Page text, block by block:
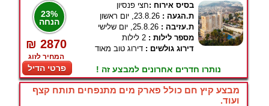
23%
הנחה
₪ 2870
המחיר לזוג
פרטי הדיל
בסיס אירוח :חצי פנסיון
ת.הגעה : 23.8.26, יום ראשון
ת.עזיבה : 25.8.26, יום שלישי
מספר לילות : 2 לילות
דירוג גולשים : דירוג טוב מאוד
נותרו חדרים אחרונים למבצע זה !
מבצע קיץ חם כולל פארק מים מתנפחים תותח קצף
ועוד.